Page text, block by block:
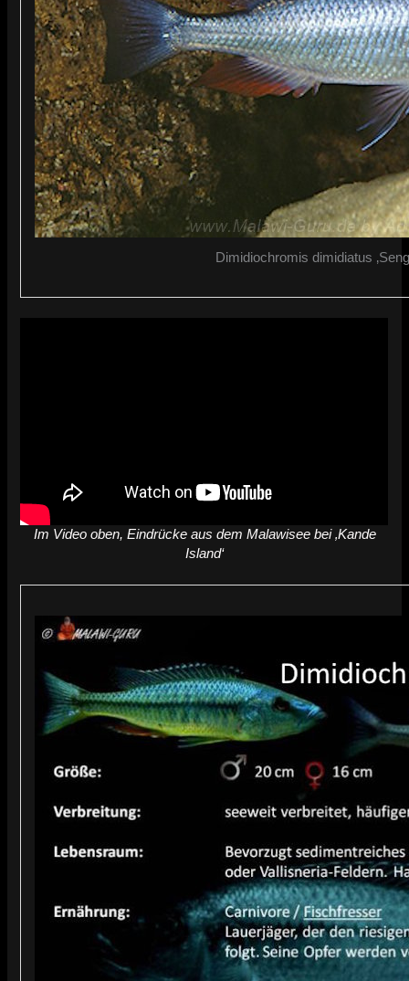
Dimidiochromis dimidiatus
Im Video oben, Eindrücke aus dem Malawisee bei ‚Kande
Island‘